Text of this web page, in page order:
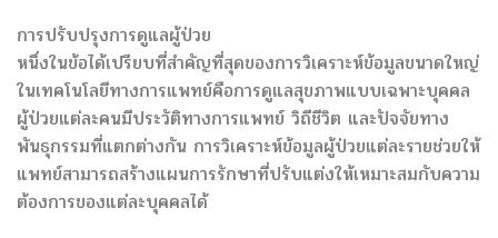
การปรับปรุงการดูแลผู้ป่วย
หนึ่งในข้อได้เปรียบที่สำคัญที่สุดของการวิเคราะห์ข้อมูลขนาดใหญ่
ในเทคโนโลยีทางการแพทย์คือการดูแลสุขภาพแบบเฉพาะบุคคล
ผู้ป่วยแต่ละคนมีประวัติทางการแพทย์ วิถีชีวิต และปัจจัยทาง
พันธุกรรมที่แตกต่างกัน การวิเคราะห์ข้อมูลผู้ป่วยแต่ละรายช่วยให้
แพทย์สามารถสร้างแผนการรักษาที่ปรับแต่งให้เหมาะสมกับความ
ต้องการของแต่ละบุคคลได้